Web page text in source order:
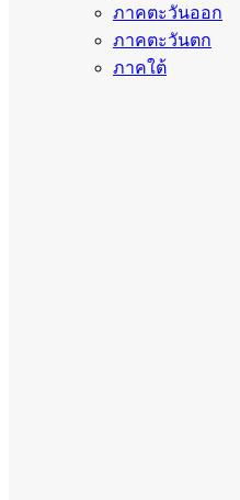
ภาคตะวันออก
ภาคตะวันตก
ภาคใต้